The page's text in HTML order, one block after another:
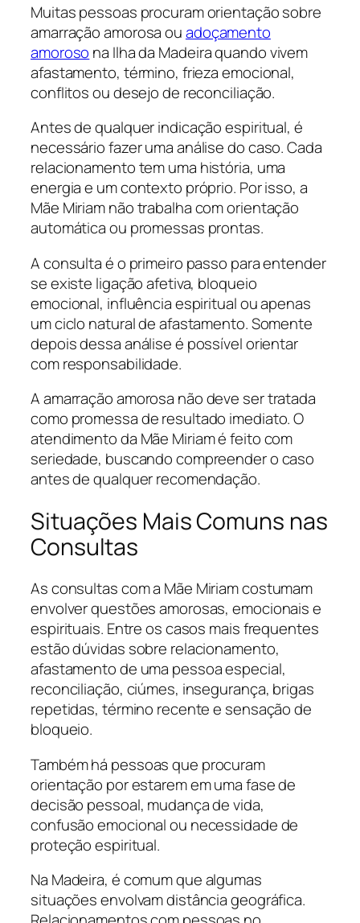
Muitas pessoas procuram orientação sobre
amarração amorosa ouadoçamento
amoroso na Ilha da Madeira quando vivem
afastamento, término, frieza emocional,
conflitos ou desejo de reconciliação.
Antes de qualquer indicação espiritual, é
necessário fazer uma análise do caso. Cada
relacionamento tem uma história, uma
energia e um contexto próprio. Por isso, a
Mãe Miriam não trabalha com orientação
automática ou promessas prontas.
A consulta é o primeiro passo para entender
se existe ligação afetiva, bloqueio
emocional, influência espiritual ou apenas
um ciclo natural de afastamento. Somente
depois dessa análise é possível orientar
com responsabilidade.
A amarração amorosa não deve ser tratada
como promessa de resultado imediato. O
atendimento da Mãe Miriam é feito com
seriedade, buscando compreender o caso
antes de qualquer recomendação.
Situações Mais Comuns nas
Consultas
As consultas com a Mãe Miriam costumam
envolver questões amorosas, emocionais e
espirituais. Entre os casos mais frequentes
estão dúvidas sobre relacionamento,
afastamento de uma pessoa especial,
reconciliação, ciúmes, insegurança, brigas
repetidas, término recente e sensação de
bloqueio.
Também há pessoas que procuram
orientação por estarem em uma fase de
decisão pessoal, mudança de vida,
confusão emocional ou necessidade de
proteção espiritual.
Na Madeira, é comum que algumas
situações envolvam distância geográfica.